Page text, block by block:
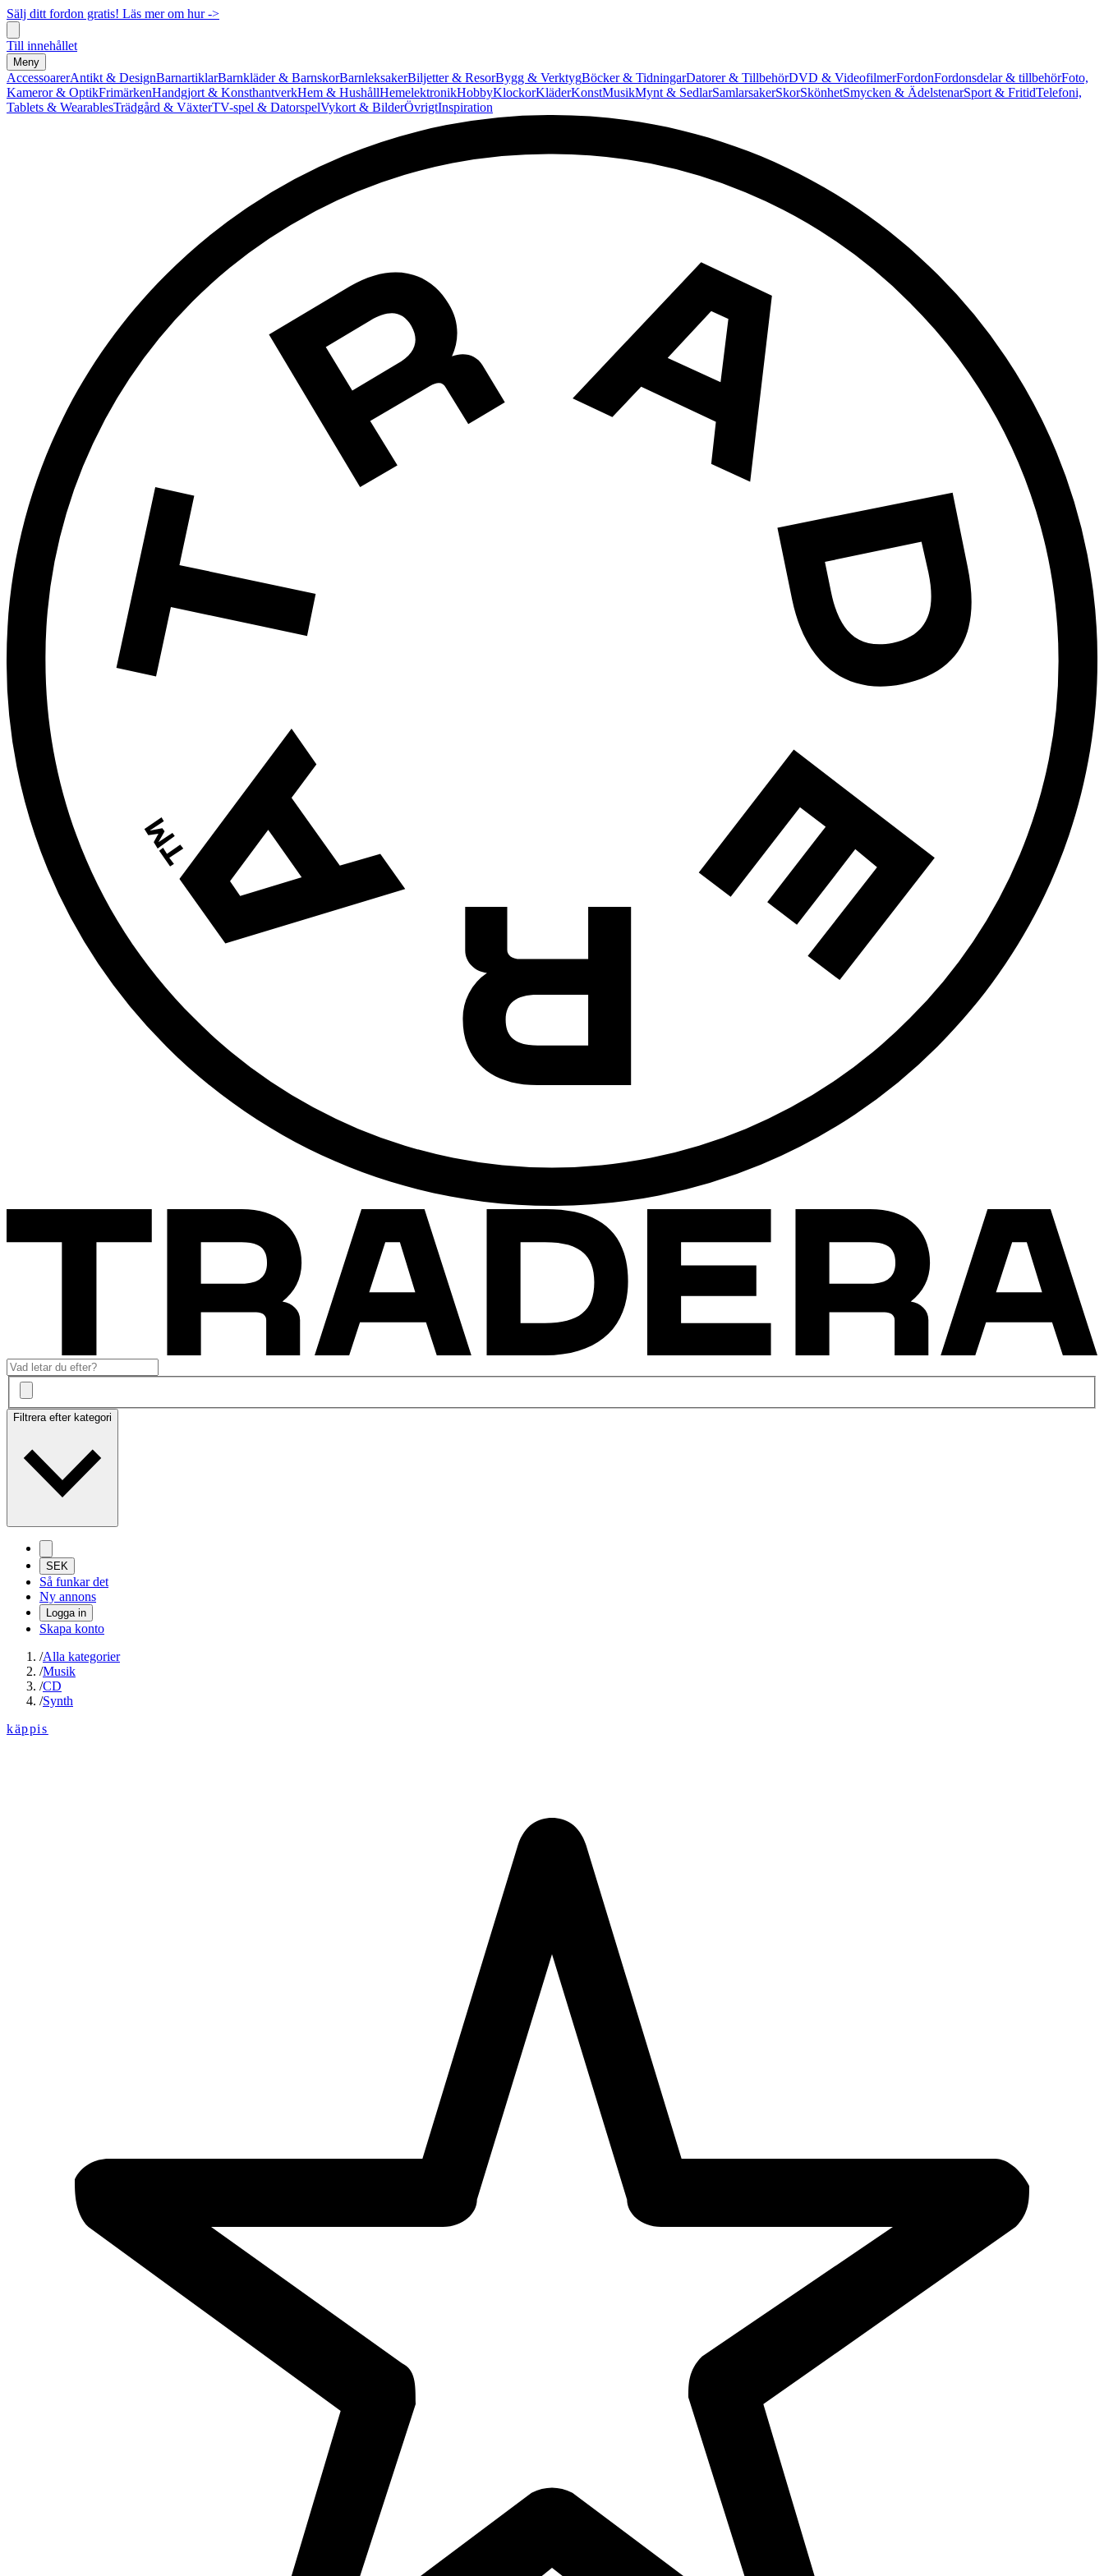
Sälj ditt fordon gratis! Läs mer om hur ->
Till innehållet
Meny
AccessoarerAntikt & DesignBarnartiklarBarnkläder & BarnskorBarnleksakerBiljetter & ResorBygg & VerktygBöcker & TidningarDatorer & TillbehörDVD & VideofilmerFordonFordonsdelar & tillbehörFoto,
Kameror & OptikFrimärkenHandgjort & KonsthantverkHem & HushållHemelektronikHobbyKlockorKläderKonstMusikMynt & SedlarSamlarsakerSkorSkönhetSmycken & ÄdelstenarSport & FritidTelefoni,
Tablets & WearablesTrädgård & VäxterTV-spel & DatorspelVykort & BilderÖvrigtInspiration
Filtrera efter kategori
SEK
Så funkar det
Ny annons
Logga in
Skapa konto
/Alla kategorier
/Musik
/CD
/Synth
käppis